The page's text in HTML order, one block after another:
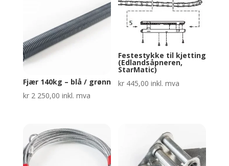
Fjær 140kg – blå / grønn
kr2 250,00 inkl. mva
Festestykke til kjetting
(Edlandsåpneren,
StarMatic)
kr 445,00 inkl. mva